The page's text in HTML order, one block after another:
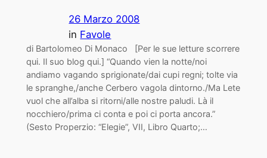
26 Marzo 2008
in Favole
di Bartolomeo Di Monaco [Per le sue letture scorrere
qui. Il suo blog qui.] “Quando vien la notte/noi
andiamo vagando sprigionate/dai cupi regni; tolte via
le spranghe,/anche Cerbero vagola dintorno./Ma Lete
vuol che all’alba si ritorni/alle nostre paludi. Là il
nocchiero/prima ci conta e poi ci porta ancora.”
(Sesto Properzio: “Elegie”, VII, Libro Quarto;…